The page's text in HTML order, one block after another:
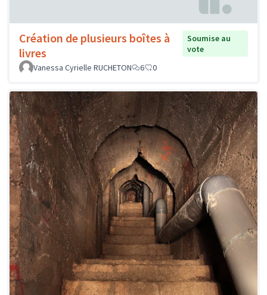
Création de plusieurs boîtes à
livres
Soumise au
vote
Vanessa Cyrielle RUCHETON
6 0